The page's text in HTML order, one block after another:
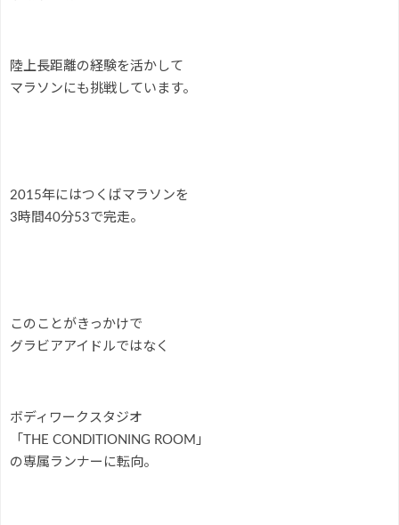
陸上長距離の経験を活かして
マラソンにも挑戦しています。
2015年にはつくばマラソンを
3時間40分53で完走。
このことがきっかけで
グラビアアイドルではなく
ボディワークスタジオ
「THE CONDITIONING ROOM」
の専属ランナーに転向。